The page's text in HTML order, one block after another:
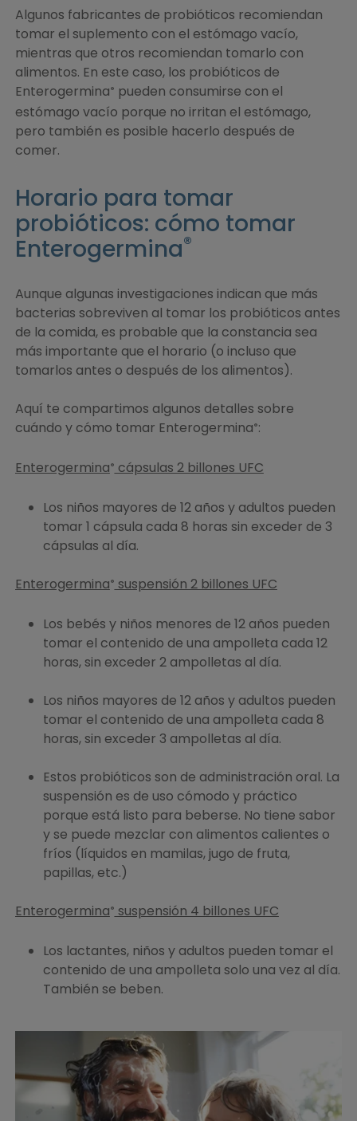
Algunos fabricantes de probióticos recomiendan
tomar el suplemento con el estómago vacío,
mientras que otros recomiendan tomarlo con
alimentos. En este caso, los probióticos de
Enterogermina® pueden consumirse con el
estómago vacío porque no irritan el estómago,
pero también es posible hacerlo después de
comer.
Horario para tomar
probióticos: cómo tomar
Enterogermina®
Aunque algunas investigaciones indican que más
bacterias sobreviven al tomar los probióticos antes
de la comida, es probable que la constancia sea
más importante que el horario (o incluso que
tomarlos antes o después de los alimentos).
Aquí te compartimos algunos detalles sobre
cuándo y cómo tomar Enterogermina®:
Enterogermina® cápsulas 2 billones UFC
Los niños mayores de 12 años y adultos pueden
tomar 1 cápsula cada 8 horas sin exceder de 3
cápsulas al día.
Enterogermina® suspensión 2 billones UFC
Los bebés y niños menores de 12 años pueden
tomar el contenido de una ampolleta cada 12
horas, sin exceder 2 ampolletas al día.
Los niños mayores de 12 años y adultos pueden
tomar el contenido de una ampolleta cada 8
horas, sin exceder 3 ampolletas al día.
Estos probióticos son de administración oral. La
suspensión es de uso cómodo y práctico
porque está listo para beberse. No tiene sabor
y se puede mezclar con alimentos calientes o
fríos (líquidos en mamilas, jugo de fruta,
papillas, etc.)
Enterogermina® suspensión 4 billones UFC
Los lactantes, niños y adultos pueden tomar el
contenido de una ampolleta solo una vez al día.
También se beben.